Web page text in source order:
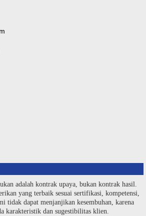
adalah kontrak upaya, bukan kontrak hasil.
yang terbaik sesuai sertifikasi, kompetensi,
tidak dapat menjanjikan kesembuhan, karena
karakteristik dan sugestibilitas klien.